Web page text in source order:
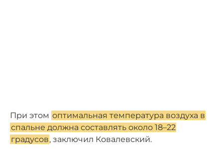
При этом оптимальная температура воздуха в
спальне должна составлять около 18–22
градусов, заключил Ковалевский.